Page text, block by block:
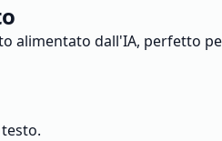
dall'IA, perfetto